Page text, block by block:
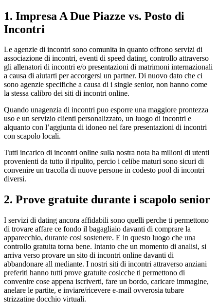
1. Impresa A Due Piazze vs. Posto di
Incontri
Le agenzie di incontri sono comunita in quanto offrono servizi di
associazione di incontri, eventi di speed dating, controllo attraverso
gli allenatori di incontri e/o presentazioni di matrimoni internazionali
a causa di aiutarti per accorgersi un partner. Di nuovo dato che ci
sono agenzie specifiche a causa di i single senior, non hanno come
la stessa calibro dei siti di incontri online.
Quando unagenzia di incontri puo esporre una maggiore prontezza
uso e un servizio clienti personalizzato, un luogo di incontri e
alquanto con l’aggiunta di idoneo nel fare presentazioni di incontri
con scapolo locali.
Tutti incarico di incontri online sulla nostra nota ha milioni di utenti
provenienti da tutto il ripulito, percio i celibe maturi sono sicuri di
convenire un tracolla di nuove persone in codesto pool di incontri
diversi.
2. Prove gratuite durante i scapolo senior
I servizi di dating ancora affidabili sono quelli perche ti permettono
di trovare affare ce fondo il bagagliaio davanti di comprare la
apparecchio, durante cosi sostenere. E in questo luogo che una
controllo gratuita torna bene. Intanto che un momento di analisi, si
arriva verso provare un sito di incontri online davanti di
abbandonare all mediante. I nostri siti di incontri attraverso anziani
preferiti hanno tutti prove gratuite cosicche ti permettono di
convenire cose appena iscriverti, fare un bordo, caricare immagine,
anelare le partite, e inviare/ricevere e-mail ovverosia tubare
strizzatine docchio virtuali.